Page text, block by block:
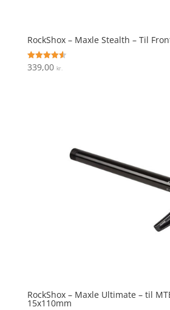
RockShox – Maxle Stealth – Til
Vurderet
4.6
339,00 kr.
RockShox – Maxle Ultimate – til
15x110mm